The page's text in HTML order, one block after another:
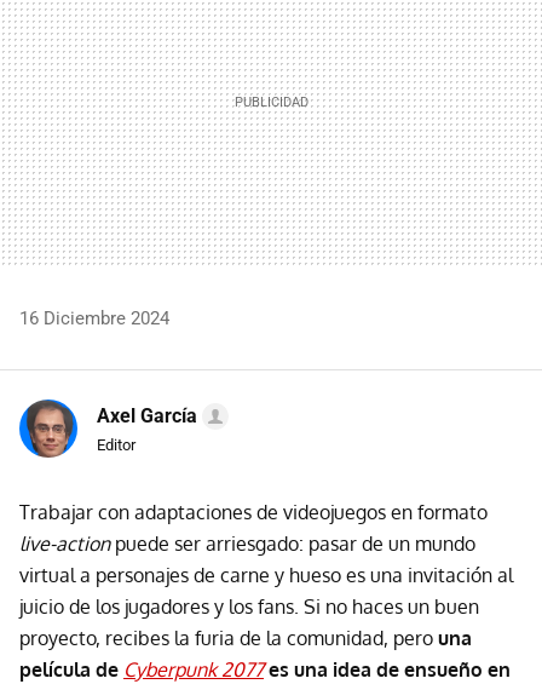
16 Diciembre 2024
Axel García
Editor
Trabajar con adaptaciones de videojuegos en formato
live-actionpuede ser arriesgado: pasar de un mundo
virtual a personajes de carne y hueso es una invitación al
juicio de los jugadores y los fans. Si no haces un buen
proyecto, recibes la furia de la comunidad, pero una
película de Cyberpunk 2077es una idea de ensueño en